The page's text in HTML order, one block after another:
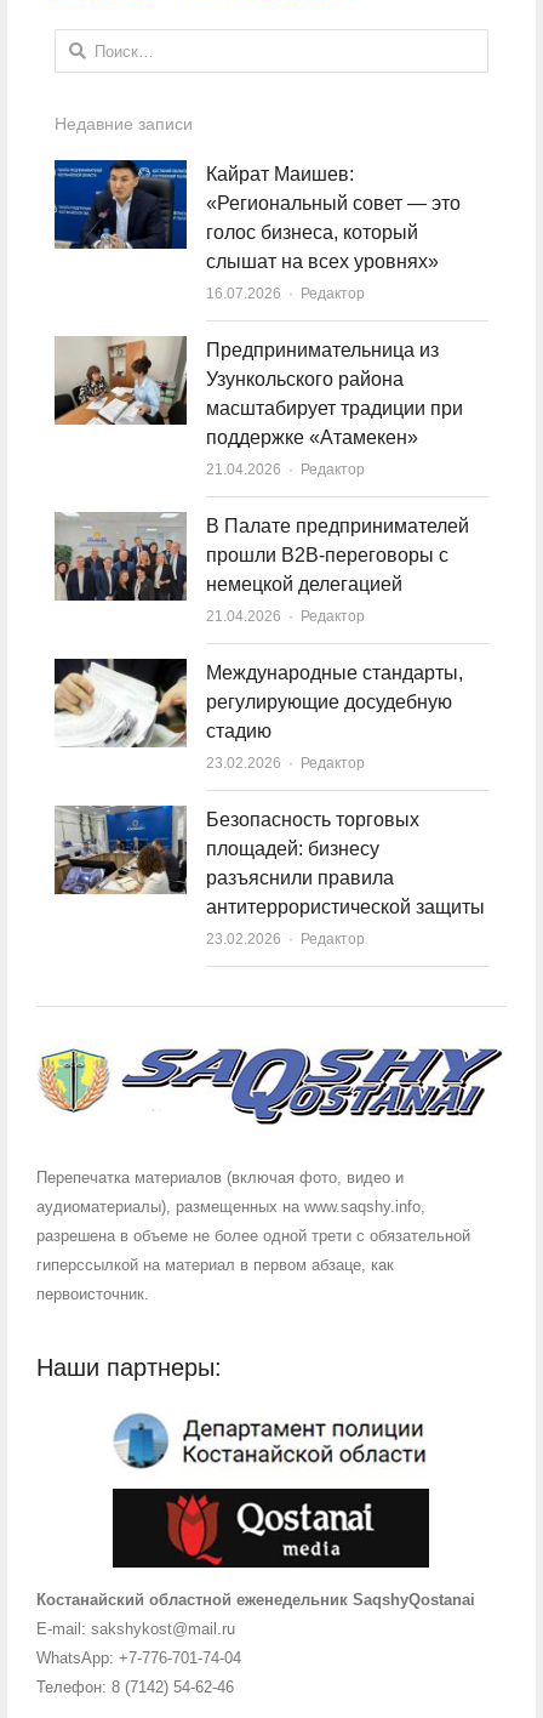
Найти:
Недавние записи
Кайрат Маишев:
«Региональный совет — это
голос бизнеса, который
слышат на всех уровнях»
16.07.2026 Author
Редактор
Предпринимательница из
Узункольского района
масштабирует традиции при
поддержке «Атамекен»
21.04.2026 Author
Редактор
В Палате предпринимателей
прошли B2B-переговоры с
немецкой делегацией
21.04.2026 Author
Редактор
Международные стандарты,
регулирующие досудебную
стадию
23.02.2026 Author
Редактор
Безопасность торговых
площадей: бизнесу
разъяснили правила
антитеррористической защиты
23.02.2026 Author
Редактор
Перепечатка материалов (включая фото, видео и
аудиоматериалы), размещенных на www.saqshy.info,
разрешена в объеме не более одной трети с обязательной
гиперссылкой на материал в первом абзаце, как
первоисточник.
Наши партнеры:
Костанайский областной еженедельник SaqshyQostanai
E-mail: sakshykost@mail.ru
WhatsApp: +7-776-701-74-04
Телефон: 8 (7142) 54-62-46